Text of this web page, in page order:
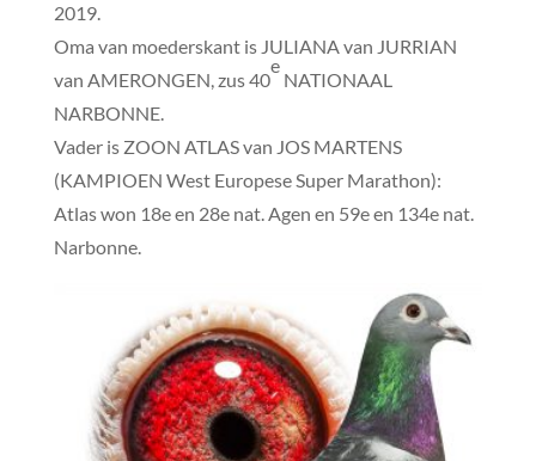
2019.
Oma van moederskant is JULIANA van JURRIAN
van AMERONGEN, zus 40
e
NATIONAAL
NARBONNE.
Vader is ZOON ATLAS van JOS MARTENS
(KAMPIOEN West Europese Super Marathon):
Atlas won 18e en 28e nat. Agen en 59e en 134e nat.
Narbonne.